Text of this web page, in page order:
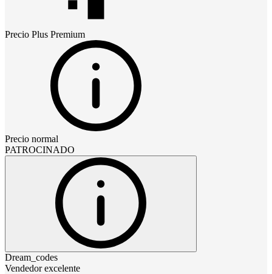
Precio Plus Premium
Precio normal
PATROCINADO
Dream_codes
Vendedor excelente